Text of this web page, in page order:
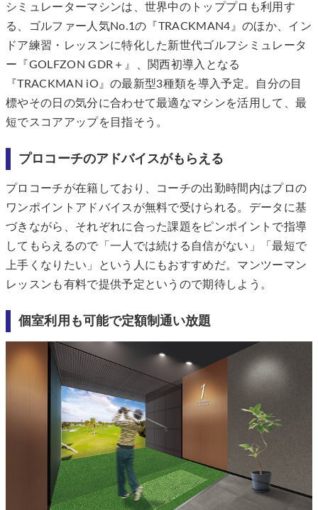
シミュレーターマシンは、世界中のトッププロも利用す
る、ゴルファー人気No.1の『TRACKMAN4』のほか、イン
ドア練習・レッスンに特化した新世代ゴルフシミュレータ
ー『GOLFZON GDR＋』、関西初導入となる
『TRACKMAN iO』の最新型3種類を導入予定。自分の目
標やその日の気分に合わせて最適なマシンを活用して、最
短でスコアアップを目指そう。
プロコーチのアドバイスがもらえる
プロコーチが在籍しており、コーチの出勤時間内はプロの
ワンポイントアドバイスが無料で受けられる。データに基
づきながら、それぞれに合った課題をピンポイントで指導
してもらえるので「一人では続ける自信がない」「最短で
上手くなりたい」という人にもおすすめだ。マンツーマン
レッスンも有料で提供予定というので期待しよう。
個室利用も可能で定額制通い放題